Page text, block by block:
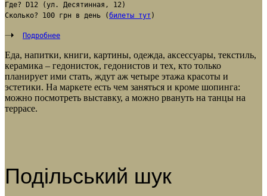
Где? D12 (ул. Десятинная, 12)
Сколько? 100 грн в день (билеты тут )
Подробнее
Еда, напитки, книги, картины, одежда, аксессуары, текстиль,
керамика – гедонисток, гедонистов и тех, кто только
планирует ими стать, ждут аж четыре этажа красоты и
эстетики. На маркете есть чем заняться и кроме шопинга:
можно посмотреть выставку, а можно рвануть на танцы на
террасе.
Подільський шук